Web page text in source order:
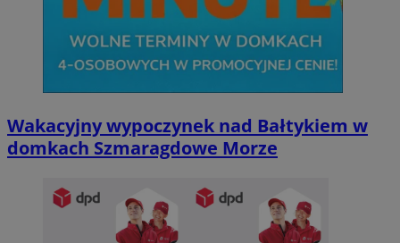
Wakacyjny wypoczynek nad Bałtykiem w
domkach Szmaragdowe Morze